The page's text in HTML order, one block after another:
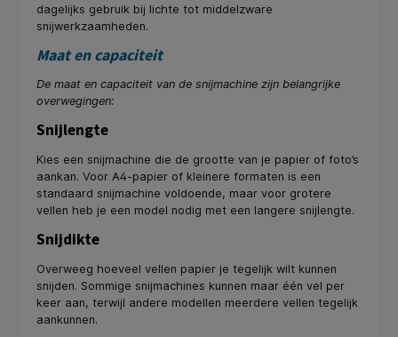
dagelijks gebruik bij lichte tot middelzware
snijwerkzaamheden.
Maat en capaciteit
De maat en capaciteit van de snijmachine zijn belangrijke
overwegingen:
Snijlengte
Kies een snijmachine die de grootte van je papier of foto’s
aankan. Voor A4-papier of kleinere formaten is een
standaard snijmachine voldoende, maar voor grotere
vellen heb je een model nodig met een langere snijlengte.
Snijdikte
Overweeg hoeveel vellen papier je tegelijk wilt kunnen
snijden. Sommige snijmachines kunnen maar één vel per
keer aan, terwijl andere modellen meerdere vellen tegelijk
aankunnen.